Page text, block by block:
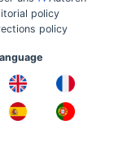
policy
policy